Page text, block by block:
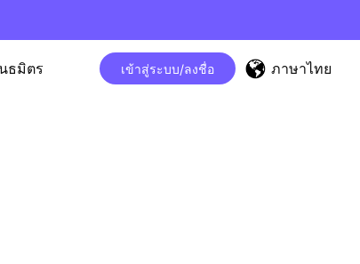
ธมิตร เข้าสู่ระบบ/ลงชื่อ ภาษาไทย